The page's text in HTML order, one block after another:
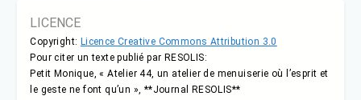
LICENCE
Copyright: Licence Creative Commons Attribution 3.0
Pour citer un texte publié par RESOLIS:
Petit Monique, « Atelier 44, un atelier de menuiserie où l’esprit et
le geste ne font qu’un », **Journal RESOLIS**